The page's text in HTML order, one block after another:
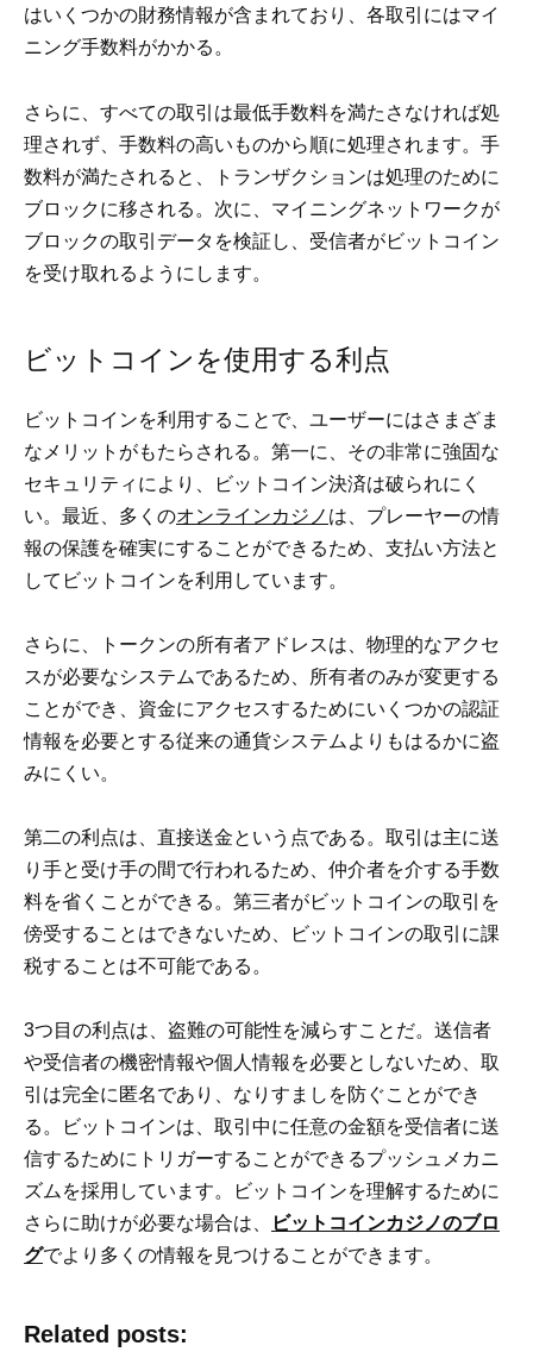
はいくつかの財務情報が含まれており、各取引にはマイ
ニング手数料がかかる。
さらに、すべての取引は最低手数料を満たさなければ処
理されず、手数料の高いものから順に処理されます。手
数料が満たされると、トランザクションは処理のために
ブロックに移される。次に、マイニングネットワークが
ブロックの取引データを検証し、受信者がビットコイン
を受け取れるようにします。
ビットコインを使用する利点
ビットコインを利用することで、ユーザーにはさまざま
なメリットがもたらされる。第一に、その非常に強固な
セキュリティにより、ビットコイン決済は破られにく
い。最近、多くのオンラインカジノ は、プレーヤーの情
報の保護を確実にすることができるため、支払い方法と
してビットコインを利用しています。
さらに、トークンの所有者アドレスは、物理的なアクセ
スが必要なシステムであるため、所有者のみが変更する
ことができ、資金にアクセスするためにいくつかの認証
情報を必要とする従来の通貨システムよりもはるかに盗
みにくい。
第二の利点は、直接送金という点である。取引は主に送
り手と受け手の間で行われるため、仲介者を介する手数
料を省くことができる。第三者がビットコインの取引を
傍受することはできないため、ビットコインの取引に課
税することは不可能である。
3つ目の利点は、盗難の可能性を減らすことだ。送信者
や受信者の機密情報や個人情報を必要としないため、取
引は完全に匿名であり、なりすましを防ぐことができ
る。ビットコインは、取引中に任意の金額を受信者に送
信するためにトリガーすることができるプッシュメカニ
ズムを採用しています。ビットコインを理解するために
さらに助けが必要な場合は、
ビットコインカジノのブロ
グでより多くの情報を見つけることができます。
Related posts: